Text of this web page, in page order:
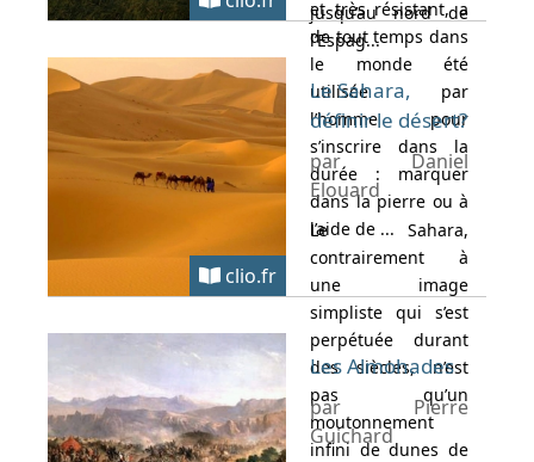
jusqu’au nord de
l’Espag...
et très résistant, a
de tout temps dans
le monde été
utilisée par
l’homme pour
s’inscrire dans la
durée : marquer
dans la pierre ou à
l’aide de ...
clio.fr
Le Sahara,
définir le désert?
par Daniel
Elouard
Le Sahara,
contrairement à
une image
simpliste qui s’est
perpétuée durant
des siècles, n’est
pas qu’un
moutonnement
infini de dunes de
Les Almohades
par Pierre
Guichard